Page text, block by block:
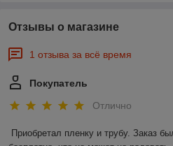
Отзывы о магазине
1 отзыва за всё время
Покупатель
Отлично
Приобретал пленку и трубу. Заказ